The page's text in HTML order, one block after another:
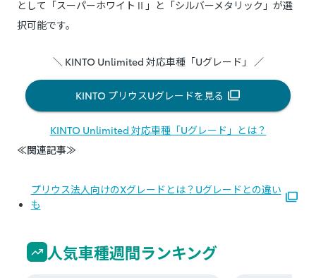
として「スーパーホワイトⅡ」と「シルバーメタリック」が選
択可能です。
＼ KINTO Unlimited 対応車種「Uグレード」 ／
KINTO プリウスUグレードを見る
KINTO Unlimited 対応車種「Uグレード」とは？
≪関連記事≫
プリウス法人向けのXグレードとは？Uグレードとの違い
も